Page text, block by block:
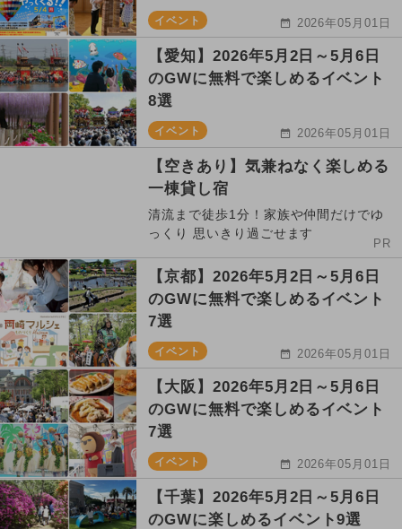
イベント 2026年05月01日
【愛知】2026年5月2日～5月6日
のGWに無料で楽しめるイベント
8選
イベント 2026年05月01日
【空きあり】気兼ねなく楽しめる
一棟貸し宿
清流まで徒歩1分！家族や仲間だけでゆ
っくり 思いきり過ごせます
PR
【京都】2026年5月2日～5月6日
のGWに無料で楽しめるイベント
7選
イベント 2026年05月01日
【大阪】2026年5月2日～5月6日
のGWに無料で楽しめるイベント
7選
イベント 2026年05月01日
【千葉】2026年5月2日～5月6日
のGWに楽しめるイベント9選